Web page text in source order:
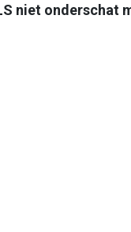
niet onderschat